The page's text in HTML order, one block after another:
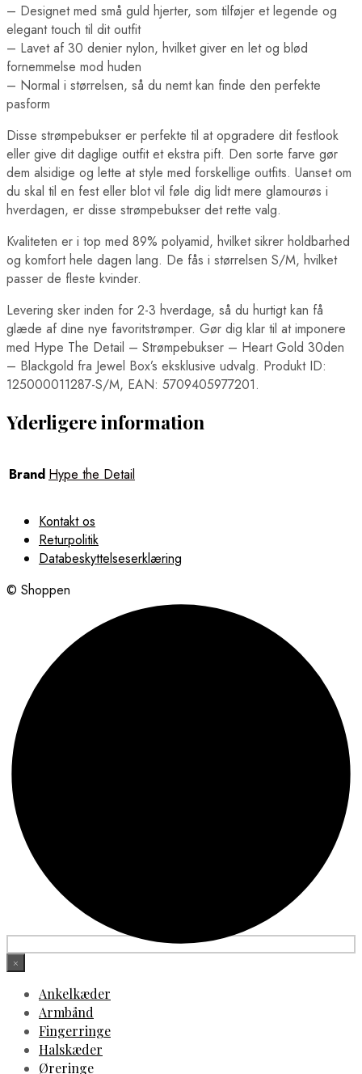
– Designet med små guld hjerter, som tilføjer et legende og
elegant touch til dit outfit
– Lavet af 30 denier nylon, hvilket giver en let og blød
fornemmelse mod huden
– Normal i størrelsen, så du nemt kan finde den perfekte
pasform
Disse strømpebukser er perfekte til at opgradere dit festlook
eller give dit daglige outfit et ekstra pift. Den sorte farve gør
dem alsidige og lette at style med forskellige outfits. Uanset om
du skal til en fest eller blot vil føle dig lidt mere glamourøs i
hverdagen, er disse strømpebukser det rette valg.
Kvaliteten er i top med 89% polyamid, hvilket sikrer holdbarhed
og komfort hele dagen lang. De fås i størrelsen S/M, hvilket
passer de fleste kvinder.
Levering sker inden for 2-3 hverdage, så du hurtigt kan få
glæde af dine nye favoritstrømper. Gør dig klar til at imponere
med Hype The Detail – Strømpebukser – Heart Gold 30den
– Blackgold fra Jewel Box’s eksklusive udvalg. Produkt ID:
125000011287-S/M, EAN: 5709405977201.
Yderligere information
Brand Hype the Detail
Kontakt os
Returpolitik
Databeskyttelseserklæring
© Shoppen
×
Ankelkæder
Armbånd
Fingerringe
Halskæder
Øreringe